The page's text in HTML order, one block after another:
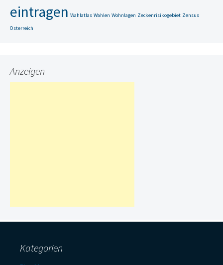
eintragen Wahlatlas Wahlen Wohnlagen Zeckenrisikogebiet Zensus
Österreich
Anzeigen
Kategorien